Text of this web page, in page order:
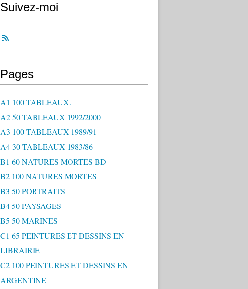
Suivez-moi
Pages
A1 100 TABLEAUX.
A2 50 TABLEAUX 1992/2000
A3 100 TABLEAUX 1989/91
A4 30 TABLEAUX 1983/86
B1 60 NATURES MORTES BD
B2 100 NATURES MORTES
B3 50 PORTRAITS
B4 50 PAYSAGES
B5 50 MARINES
C1 65 PEINTURES ET DESSINS EN
LIBRAIRIE
C2 100 PEINTURES ET DESSINS EN
ARGENTINE